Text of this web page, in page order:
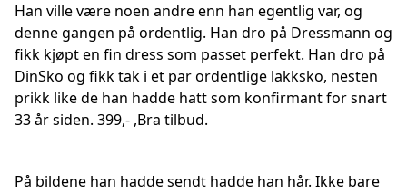
Han ville være noen andre enn han egentlig var, og
denne gangen på ordentlig. Han dro på Dressmann og
fikk kjøpt en fin dress som passet perfekt. Han dro på
DinSko og fikk tak i et par ordentlige lakksko, nesten
prikk like de han hadde hatt som konfirmant for snart
33 år siden. 399,- ,Bra tilbud.
På bildene han hadde sendt hadde han hår. Ikke bare